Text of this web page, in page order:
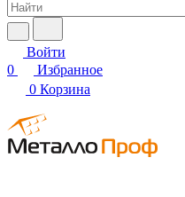
Войти
0
Избранное
0 Корзина